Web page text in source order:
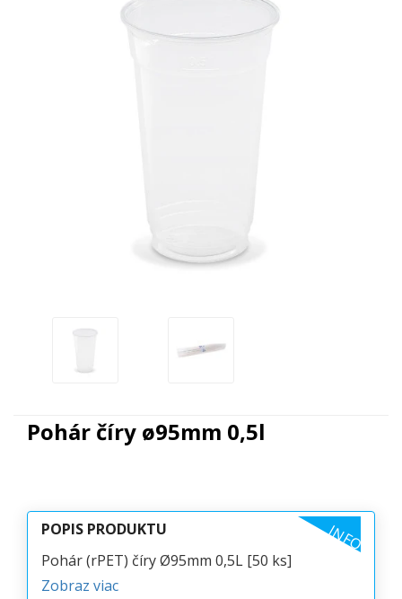
Pohár číry ø95mm 0,5l
POPIS PRODUKTU INFO
Pohár (rPET) číry Ø95mm 0,5L [50 ks]
Zobraz viac